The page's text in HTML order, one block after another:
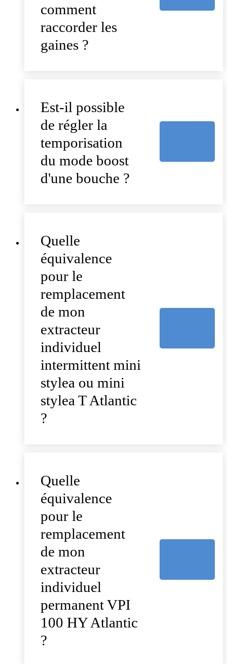
comment
raccorder les
gaines ?
Est-il possible
de régler la
temporisation
du mode boost
d'une bouche ?
Quelle
équivalence
pour le
remplacement
de mon
extracteur
individuel
intermittent mini
stylea ou mini
stylea T Atlantic
?
Quelle
équivalence
pour le
remplacement
de mon
extracteur
individuel
permanent VPI
100 HY Atlantic
?